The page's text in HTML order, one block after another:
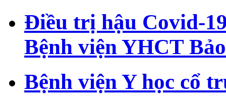
Điều trị hậu Covid-
Bệnh viện YHCT
Bệnh viện Y học cổ